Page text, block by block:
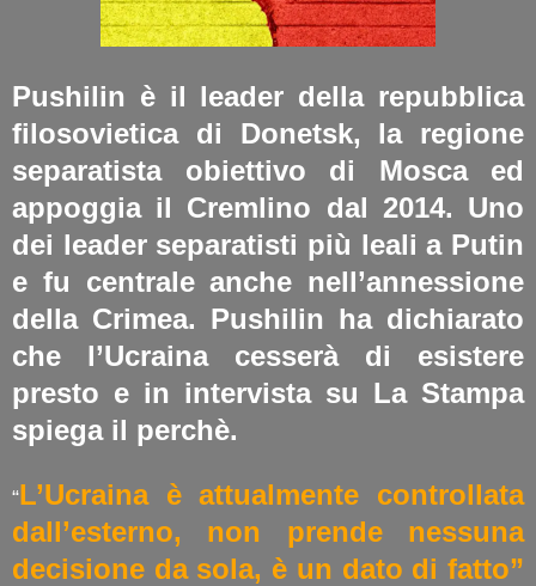
Pushilin è il leader della repubblica
filosovietica di Donetsk, la regione
separatista obiettivo di Mosca ed
appoggia il Cremlino dal 2014. Uno
dei leader separatisti più leali a Putin
e fu centrale anche nell’annessione
della Crimea. Pushilin ha dichiarato
che l’Ucraina cesserà di esistere
presto e in intervista su La Stampa
spiega il perchè.
“L’Ucraina è attualmente controllata
dall’esterno, non prende nessuna
decisione da sola, è un dato di fatto”